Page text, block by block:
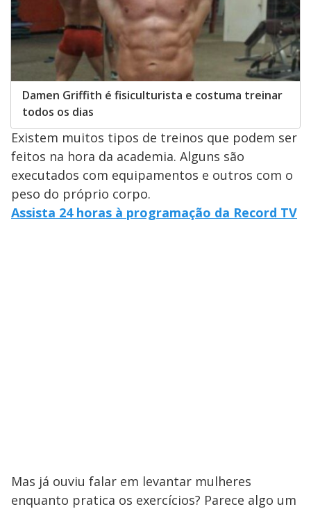
Damen Griffith é fisiculturista e costuma treinar
todos os dias
Existem muitos tipos de treinos que podem ser
feitos na hora da academia. Alguns são
executados com equipamentos e outros com o
peso do próprio corpo.
Assista 24 horas à programação da Record TV
Mas já ouviu falar em levantar mulheres
enquanto pratica os exercícios? Parece algo um